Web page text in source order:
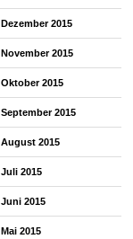
Dezember 2015
November 2015
Oktober 2015
September 2015
August 2015
Juli 2015
Juni 2015
Mai 2015